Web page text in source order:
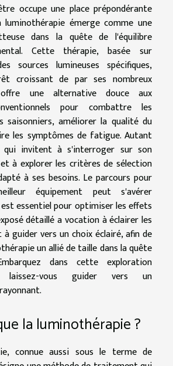
occupe une place prépondérante
luminothérapie émerge comme une
dans la quête de l'équilibre
Cette thérapie, basée sur
sources lumineuses spécifiques,
croissant de par ses nombreux
une alternative douce aux
pour combattre les
saisonniers, améliorer la qualité du
les symptômes de fatigue. Autant
invitent à s'interroger sur son
à explorer les critères de sélection
à ses besoins. Le parcours pour
équipement peut s'avérer
essentiel pour optimiser les effets
détaillé a vocation à éclairer les
guider vers un choix éclairé, afin de
un allié de taille dans la quête
dans cette exploration
laissez-vous guider vers un
la luminothérapie ?
connue aussi sous le terme de